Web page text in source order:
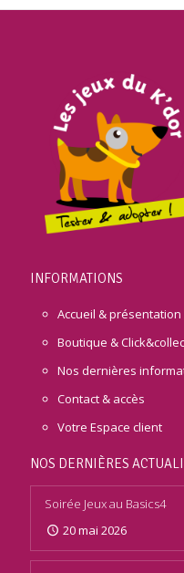
INFORMATIONS
Accueil & présentation
Boutique &
Nos dernières
Contact & accès
Votre Espace client
NOS DERNIÈRES
Soirée Jeux au Basics4
20 mai 2026